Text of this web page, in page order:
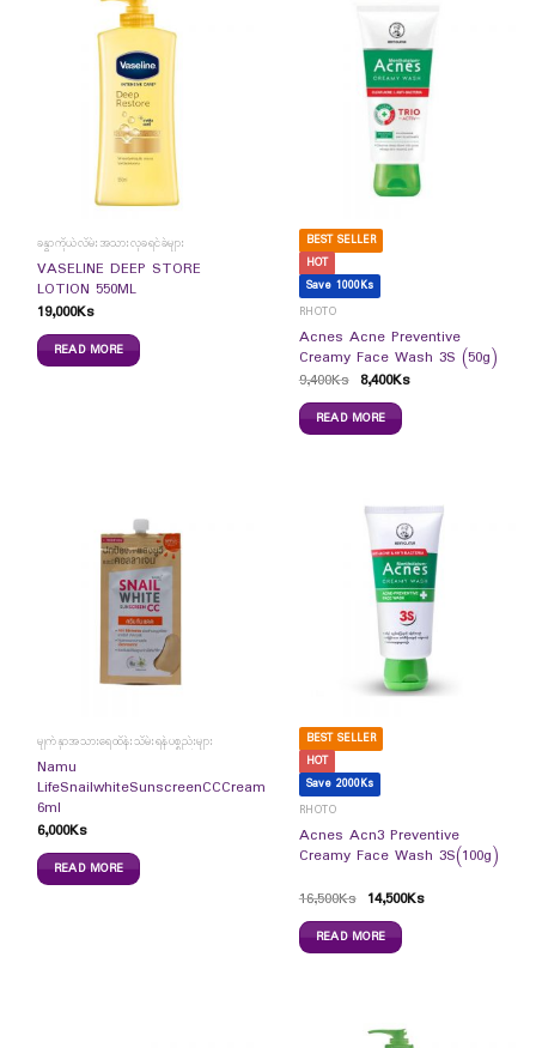
ခန္ဓာကိုယ်လိမ်းအသားလှခရင်ခ်များ
VASELINE DEEP STORE
LOTION 550ML
19,000Ks
READ MORE
BEST SELLER
HOT
Save 1000Ks
RHOTO
Acnes Acne Preventive
Creamy Face Wash 3S (50g)
9,400Ks 8,400Ks
READ MORE
မျက်နှာအသားရေထိန်းသိမ်းရန်ပစ္စည်းများ
Namu
LifeSnailwhiteSunscreenCCCream
6ml
6,000Ks
READ MORE
BEST SELLER
HOT
Save 2000Ks
RHOTO
Acnes Acn3 Preventive
Creamy Face Wash 3S(100g)
16,500Ks 14,500Ks
READ MORE